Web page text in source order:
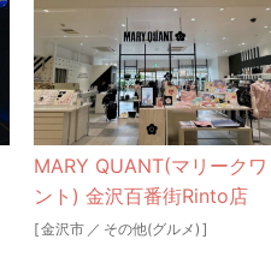
MARY QUANT(マリークワ
ント) 金沢百番街Rinto店
[金沢市 ／ その他(グルメ) ]